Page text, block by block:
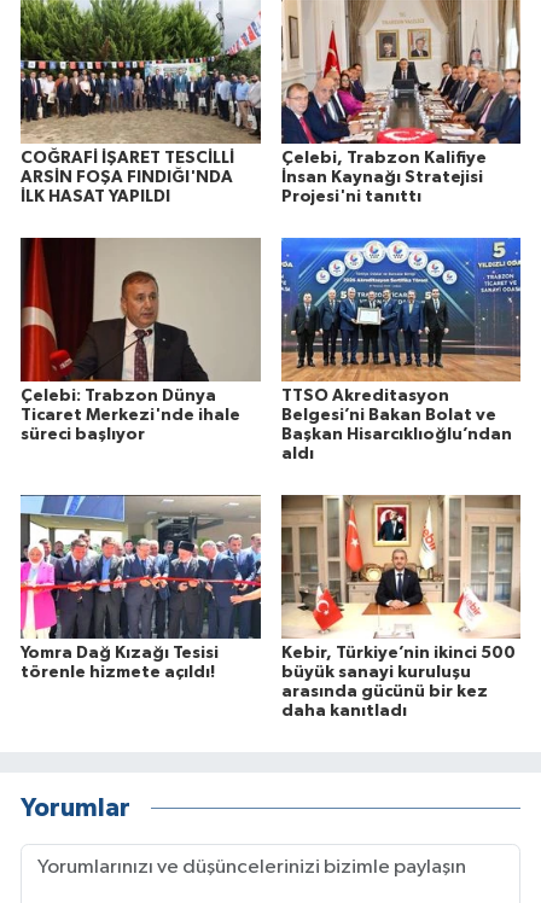
COĞRAFİ İŞARET TESCİLLİ
ARSİN FOŞA FINDIĞI'NDA
İLK HASAT YAPILDI
Çelebi, Trabzon Kalifiye
İnsan Kaynağı Stratejisi
Projesi'ni tanıttı
Çelebi: Trabzon Dünya
Ticaret Merkezi'nde ihale
süreci başlıyor
TTSO Akreditasyon
Belgesi’ni Bakan Bolat ve
Başkan Hisarcıklıoğlu’ndan
aldı
Yomra Dağ Kızağı Tesisi
törenle hizmete açıldı!
Kebir, Türkiye’nin ikinci 500
büyük sanayi kuruluşu
arasında gücünü bir kez
daha kanıtladı
Yorumlar